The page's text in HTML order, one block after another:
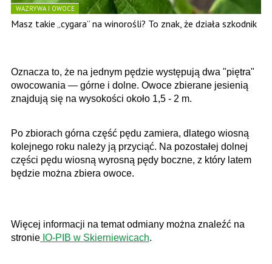
WAZRYWA I OWOCE
Masz takie „cygara” na winorośli? To znak, że działa szkodnik
Oznacza to, że na jednym pędzie występują dwa "piętra"
owocowania — górne i dolne. Owoce zbierane jesienią
znajdują się na wysokości około 1,5 - 2 m.
Po zbiorach górna część pędu zamiera, dlatego wiosną
kolejnego roku należy ją przyciąć. Na pozostałej dolnej
części pędu wiosną wyrosną pędy boczne, z który latem
będzie można zbiera owoce.
Więcej informacji na temat odmiany można znaleźć na
stronie IO-PIB w Skierniewicach.